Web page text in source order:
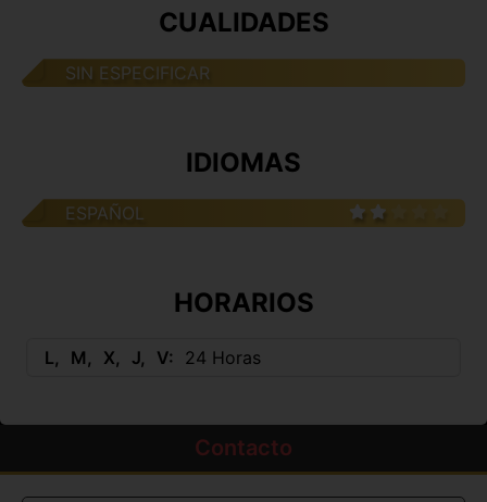
CUALIDADES
SIN ESPECIFICAR
IDIOMAS
ESPAÑOL
HORARIOS
L M X J V 24 Horas
Contacto